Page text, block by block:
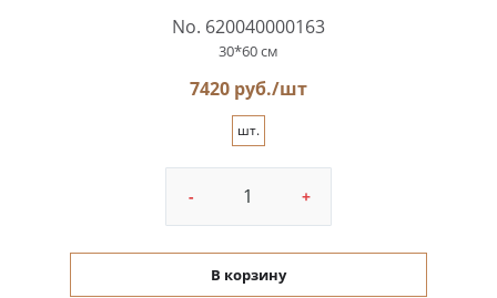
No. 620040000163
30*60 см
7420 руб./шт
шт.
- +
В корзину